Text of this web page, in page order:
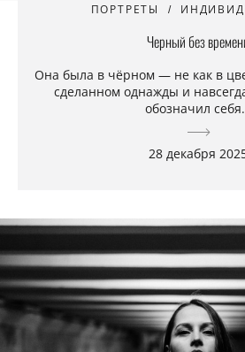
ПОРТРЕТЫ
Черный без
Она была в чёрном — не как в
сделанном однажды и
обозначил
28 декабря